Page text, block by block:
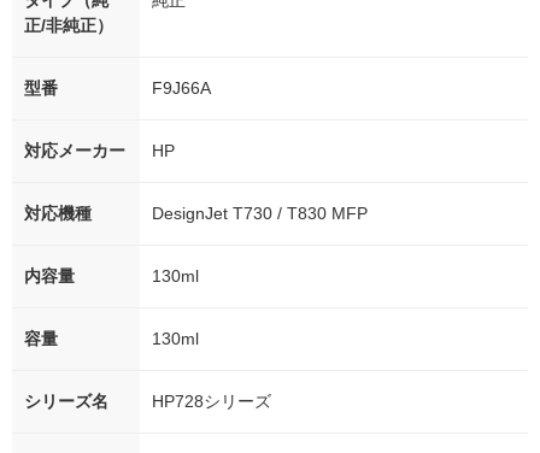
正/非純正）
型番 F9J66A
対応メーカー HP
対応機種 DesignJet T730 / T830 MFP
内容量 130ml
容量 130ml
シリーズ名 HP728シリーズ